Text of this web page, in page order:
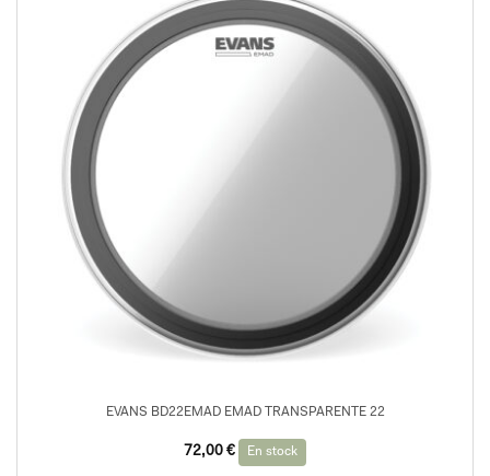
EVANS BD22EMAD EMAD TRANSPARENTE 22
72,00 € En stock